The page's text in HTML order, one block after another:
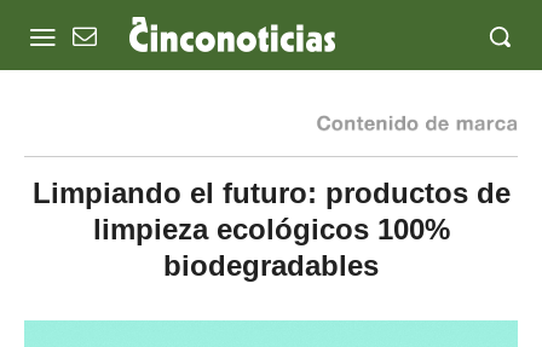
Limpiando el futuro: productos de
limpieza ecológicos 100%
biodegradables